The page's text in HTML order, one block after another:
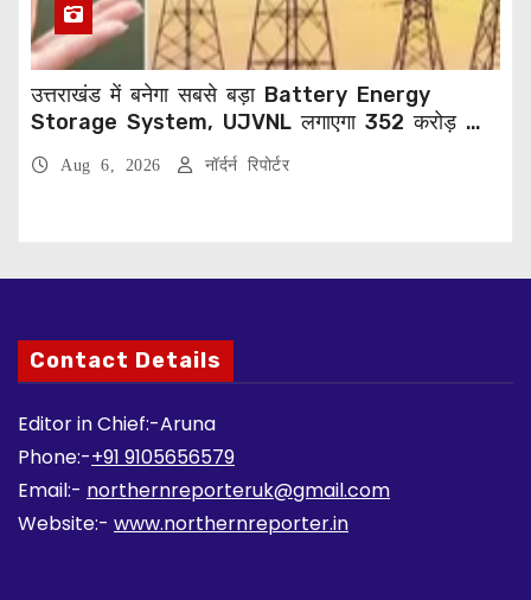
उत्तराखंड में बनेगा सबसे बड़ा Battery Energy
Storage System, UJVNL लगाएगा 352 करोड़ का
Aug 6, 2026 नॉर्दर्न रिपोर्टर
Contact Details
Editor in Chief:-Aruna
Phone:-+91 9105656579
Email:- northernreporteruk@gmail.com
Website:- www.northernreporter.in